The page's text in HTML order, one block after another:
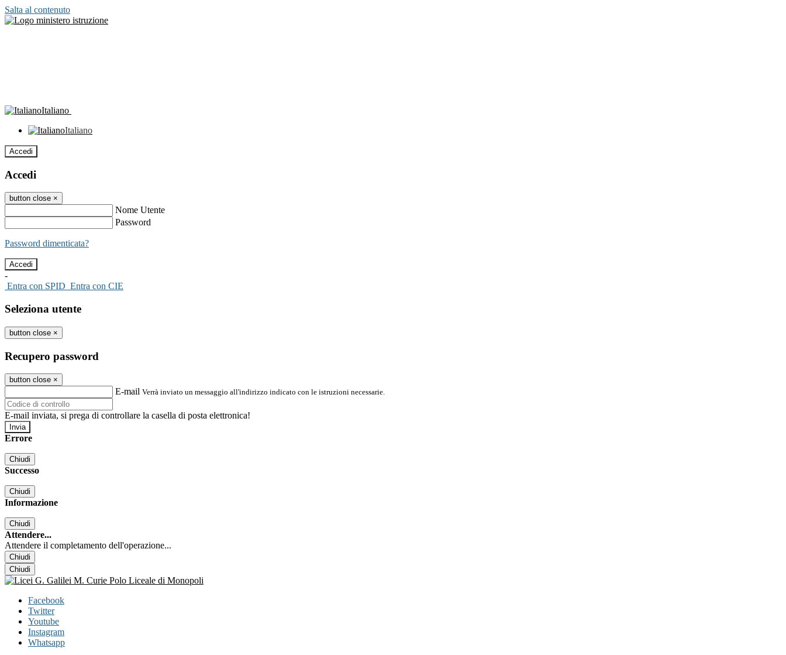
Salta al contenuto
Italiano
Italiano
Accedi
Accedi
button close ×
Nome Utente
Password
Password dimenticata?
-
Entra con SPID Entra con CIE
Seleziona utente
button close ×
Recupero password
button close ×
E-mail Verrà inviato un messaggio all'indirizzo indicato con le istruzioni necessarie.
E-mail inviata, si prega di controllare la casella di posta elettronica!
Errore
Chiudi
Successo
Chiudi
Informazione
Chiudi
Attendere...
Attendere il completamento dell'operazione...
Chiudi
Chiudi
Facebook
Twitter
Youtube
Instagram
Whatsapp